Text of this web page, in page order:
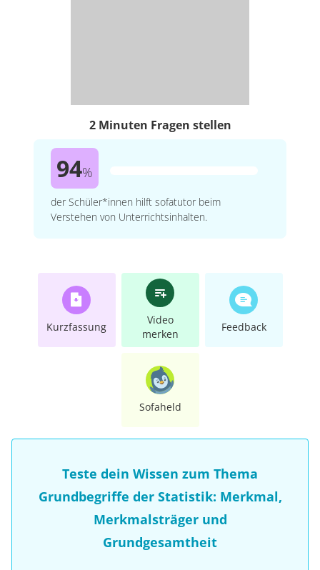
2 Minuten Fragen stellen
94%
der Schüler*innen hilft sofatutor beim
Verstehen von Unterrichtsinhalten.
Kurzfassung
Video
merken
Feedback
Sofaheld
Teste dein Wissen zum Thema
Grundbegriffe der Statistik: Merkmal,
Merkmalsträger und
Grundgesamtheit